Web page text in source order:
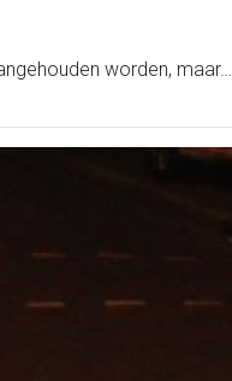
worden, maar…